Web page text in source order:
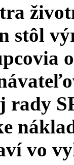
stôl
rady
vo